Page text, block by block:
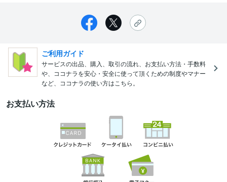
ご利用ガイド
サービスの出品、購入、取引の流れ、お支払い方法・手数料
や、ココナラを安心・安全に使って頂くための制度やマナー
など、ココナラの使い方はこちら。
お支払い方法